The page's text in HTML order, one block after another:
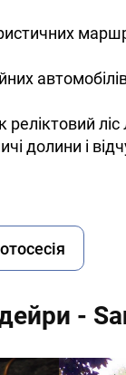
ліс
долини і
-